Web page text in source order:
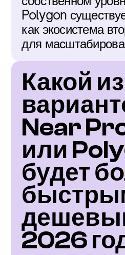
Polygon
как экосистема
для
Какой из
Near
или
будет
2026